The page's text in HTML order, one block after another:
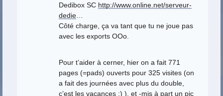
Dedibox SC http://www.online.net/serveur-
dedie
Côté charge, ça va tant que tu ne joue pas
avec les exports OOo.
Pour t’aider à cerner, hier on a fait 771
pages (=pads) ouverts pour 325 visites (on
a fait des journées avec plus du double,
c’est les vacances ;) ). et -mis à part un pic